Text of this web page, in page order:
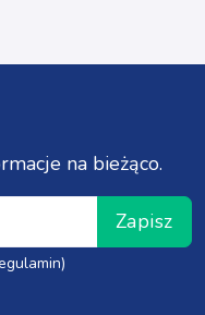
na bieżąco.
Zapisz